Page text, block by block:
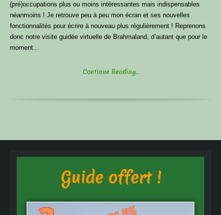
(pré)occupations plus ou moins intéressantes mais indispensables
néanmoins ! Je retrouve peu à peu mon écran et ses nouvelles
fonctionnalités pour écrire à nouveau plus régulièrement ! Reprenons
donc notre visite guidée virtuelle de Brahmaland, d’autant que pour le
moment...
Continue Reading...
Guide offert !